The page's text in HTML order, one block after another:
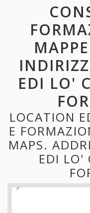
EDI LO'
LOCATION
E
MAPS.
EDI LO'